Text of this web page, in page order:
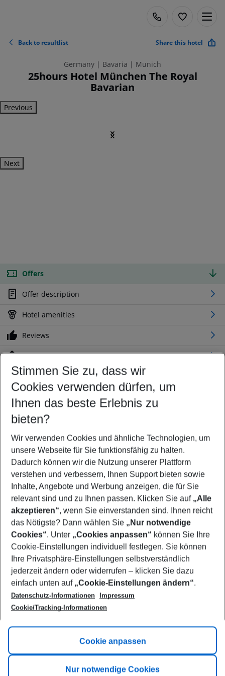
Back to resultlist Share this hotel
Germany | Bavaria | Munich
25hours Hotel München The Royal
Bavarian
Previous
Next
Offers
Offer description
Hotel amenities
Reviews
Location
Customize your offer
Find the perfect deal which suits your best
Your departure airport
Any airport
Select your date range
10/08/26–08/08/27 5-8 nights
Who will travel
2 adults No children
Show more filter
Footer
Footer navigation
Title A
Link A
Stimmen Sie zu, dass wir
Cookies verwenden dürfen, um
Ihnen das beste Erlebnis zu
bieten?
Wir verwenden Cookies und ähnliche Technologien, um
unsere Webseite für Sie funktionsfähig zu halten.
Dadurch können wir die Nutzung unserer Plattform
verstehen und verbessern, Ihnen Support bieten sowie
Inhalte, Angebote und Werbung anzeigen, die für Sie
relevant sind und zu Ihnen passen. Klicken Sie auf „Alle
akzeptieren“, wenn Sie einverstanden sind. Ihnen reicht
das Nötigste? Dann wählen Sie „Nur notwendige
Cookies“. Unter „Cookies anpassen“ können Sie Ihre
Cookie-Einstellungen individuell festlegen. Sie können
Ihre Privatsphäre-Einstellungen selbstverständlich
jederzeit ändern oder widerrufen – klicken Sie dazu
einfach unten auf „Cookie-Einstellungen ändern“.
Datenschutz-Informationen
Impressum
Cookie/Tracking-Informationen
Cookie anpassen
Nur notwendige Cookies